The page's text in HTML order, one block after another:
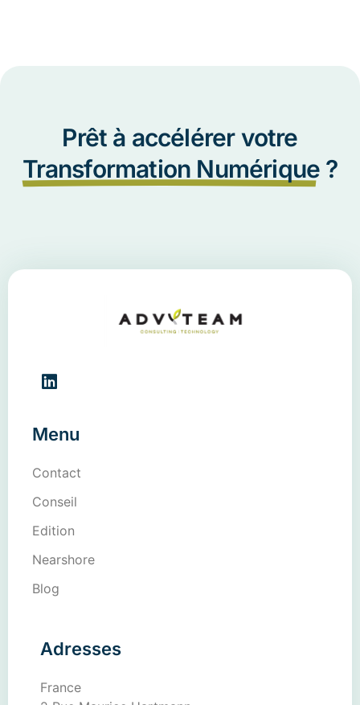
Prêt à accélérer votre
Transformation Numérique ?
Menu
Contact
Conseil
Edition
Nearshore
Blog
Adresses
France